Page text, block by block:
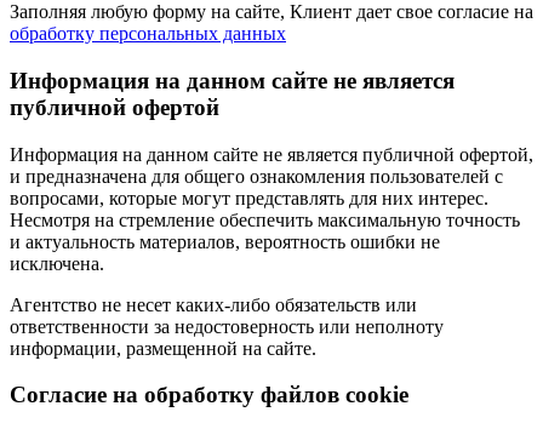
Заполняя любую форму на сайте, Клиент дает свое согласие на
обработку персональных данных
Информация на данном сайте не является
публичной офертой
Информация на данном сайте не является публичной офертой,
и предназначена для общего ознакомления пользователей с
вопросами, которые могут представлять для них интерес.
Несмотря на стремление обеспечить максимальную точность
и актуальность материалов, вероятность ошибки не
исключена.
Агентство не несет каких-либо обязательств или
ответственности за недостоверность или неполноту
информации, размещенной на сайте.
Cогласие на обработку файлов cookie